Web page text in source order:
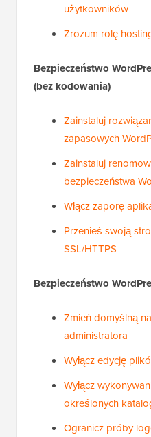
użytkowników
Zrozum rolę
Bezpieczeństwo
(bez kodowania)
Zainstaluj
zapasowych
Zainstaluj
bezpieczeństwa
Włącz zaporę
Przenieś swoją
SSL/HTTPS
Bezpieczeństwo
Zmień domyślną
administratora
Wyłącz edycję
Wyłącz
określonych
Ogranicz próby